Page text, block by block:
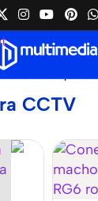
CCTV |
CCTV